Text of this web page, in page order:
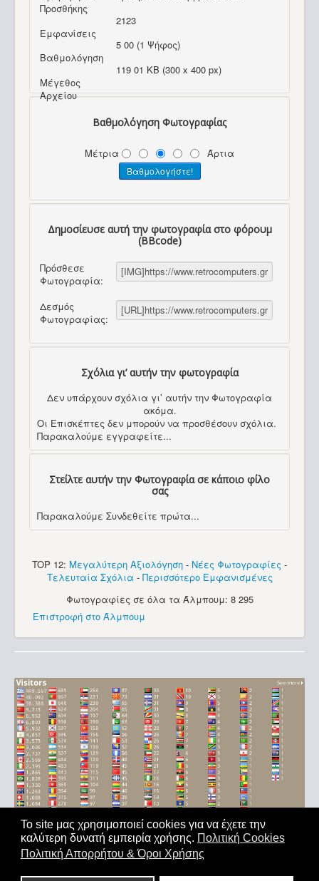
Το site μας χρησιμοποιεί cookies για να έχετε την
καλύτερη δυνατή εμπειρία χρήσης. Πολιτική Cookies
Πολιτική Απορρήτου & Όροι Χρήσης
Προσθήκης
Εμφανίσεις
2123
Βαθμολόγηση
5 00 (1 Ψήφος)
Μέγεθος
Αρχείου
119 01 KB (300 x 400 px)
Βαθμολόγηση Φωτογραφίας
Μέτρια Άρτια
Δημοσίευσε αυτή την φωτογραφία στο φόρουμ
(BBcode)
Πρόσθεσε
Φωτογραφία:
Δεσμός
Φωτογραφίας:
Σχόλια γι’ αυτήν την φωτογραφία
Δεν υπάρχουν σχόλια γι’ αυτήν την Φωτογραφία
ακόμα.
Οι Επισκέπτες δεν μπορούν να προσθέσουν σχόλια.
Παρακαλούμε εγγραφείτε...
Στείλτε αυτήν την Φωτογραφία σε κάποιο φίλο
σας
Παρακαλούμε Συνδεθείτε πρώτα...
TOP 12: Μεγαλύτερη Αξιολόγηση - Νέες Φωτογραφίες -
Τελευταία Σχόλια - Περισσότερο Εμφανισμένες
Φωτογραφίες σε όλα τα Άλμπουμ: 8 295
Επιστροφή στο Άλμπουμ
Αρχική|'Οροι Χρήσης|Επικοινωνία